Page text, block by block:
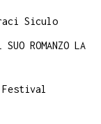
Siculo
ROMANZO LA
Festival